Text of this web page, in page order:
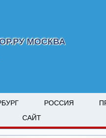
МОСКВА
РОССИЯ
САЙТ